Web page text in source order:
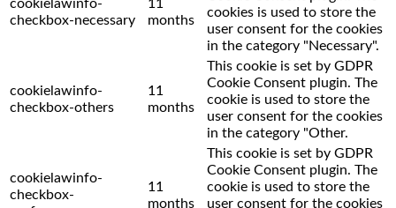
cookielawinfo-
checkbox-necessary
11
months
cookies is used to store the
user consent for the cookies
in the category "Necessary".
cookielawinfo-
checkbox-others
11
months
This cookie is set by GDPR
Cookie Consent plugin. The
cookie is used to store the
user consent for the cookies
in the category "Other.
cookielawinfo-
checkbox-
11
months
This cookie is set by GDPR
Cookie Consent plugin. The
cookie is used to store the
user consent for the cookies